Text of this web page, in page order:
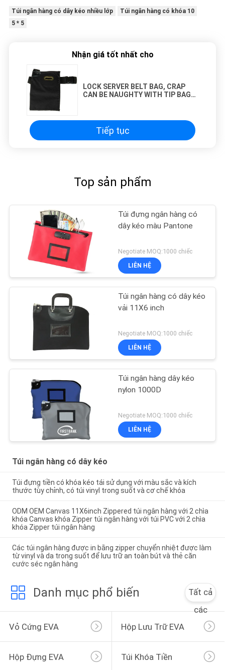
Túi ngân hàng có dây kéo nhiều lớp
Túi ngân hàng có khóa 10
5 * 5
Nhận giá tốt nhất cho
LOCK SERVER BELT BAG, CRAP
CAN BE NAUGHTY WITH TIP BAG
Tiếp tục
Top sản phẩm
Túi đựng ngân hàng có
dây kéo màu Pantone
Negotiate MOQ:1000 chiếc
LIÊN HỆ
Túi ngân hàng có dây kéo
vải 11X6 inch
Negotiate MOQ:1000 chiếc
LIÊN HỆ
Túi ngân hàng dây kéo
nylon 1000D
Negotiate MOQ:1000 chiếc
LIÊN HỆ
Túi ngân hàng có dây kéo
Túi đựng tiền có khóa kéo tái sử dụng với màu sắc và kích
thước tùy chỉnh, có túi vinyl trong suốt và cơ chế khóa
ODM OEM Canvas 11X6inch Zippered túi ngân hàng với 2 chìa
khóa Canvas khóa Zipper túi ngân hàng với túi PVC với 2 chìa
khóa Zipper túi ngân hàng
Các túi ngân hàng được in bằng zipper chuyển nhiệt được làm
từ vinyl và da trong suốt để lưu trữ an toàn bút và thẻ căn
cước séc ngân hàng
Danh mục phổ biến
Tất cả
các
Vỏ Cứng EVA
Hộp Lưu Trữ EVA
Hộp Đựng EVA Túi Khóa Tiền